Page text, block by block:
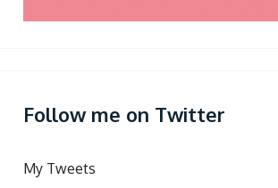
Follow me on Twitter
My Tweets